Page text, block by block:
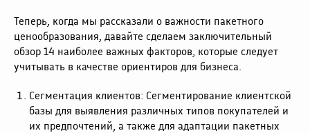
Теперь, когда мы рассказали о важности пакетного
ценообразования, давайте сделаем заключительный
обзор 14 наиболее важных факторов, которые следует
учитывать в качестве ориентиров для бизнеса.
Сегментация клиентов: Сегментирование клиентской
базы для выявления различных типов покупателей и
их предпочтений, а также для адаптации пакетных